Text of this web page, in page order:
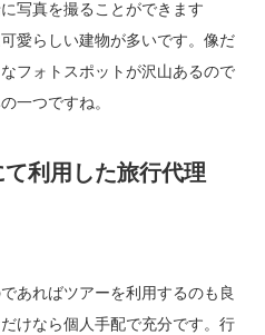
写真を撮ることができます
愛らしい建物が多いです。像だ
フォトスポットが沢山あるので
一つですね。
利用した旅行代理
あればツアーを利用するのも良
けなら個人手配で充分です。行